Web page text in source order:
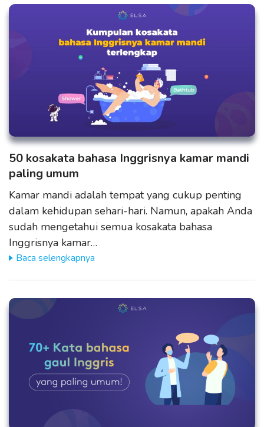
50 kosakata bahasa Inggrisnya kamar mandi
paling umum
Kamar mandi adalah tempat yang cukup penting
dalam kehidupan sehari-hari. Namun, apakah Anda
sudah mengetahui semua kosakata bahasa
Inggrisnya kamar…
Baca selengkapnya